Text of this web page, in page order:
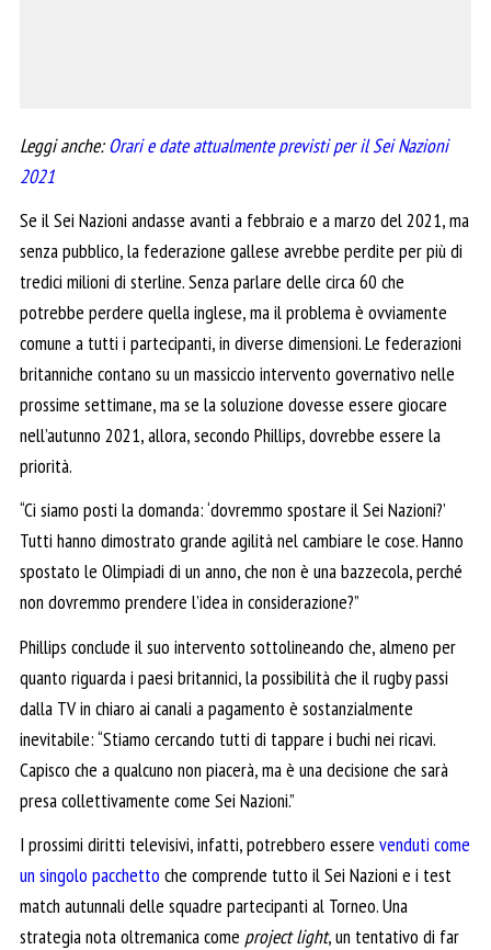
Leggi anche:Orari e date attualmente previsti per il Sei Nazioni
2021
Se il Sei Nazioni andasse avanti a febbraio e a marzo del 2021, ma
senza pubblico, la federazione gallese avrebbe perdite per più di
tredici milioni di sterline. Senza parlare delle circa 60 che
potrebbe perdere quella inglese, ma il problema è ovviamente
comune a tutti i partecipanti, in diverse dimensioni. Le federazioni
britanniche contano su un massiccio intervento governativo nelle
prossime settimane, ma se la soluzione dovesse essere giocare
nell’autunno 2021, allora, secondo Phillips, dovrebbe essere la
priorità.
“Ci siamo posti la domanda: ‘dovremmo spostare il Sei Nazioni?’
Tutti hanno dimostrato grande agilità nel cambiare le cose. Hanno
spostato le Olimpiadi di un anno, che non è una bazzecola, perché
non dovremmo prendere l’idea in considerazione?”
Phillips conclude il suo intervento sottolineando che, almeno per
quanto riguarda i paesi britannici, la possibilità che il rugby passi
dalla TV in chiaro ai canali a pagamento è sostanzialmente
inevitabile: “Stiamo cercando tutti di tappare i buchi nei ricavi.
Capisco che a qualcuno non piacerà, ma è una decisione che sarà
presa collettivamente come Sei Nazioni.”
I prossimi diritti televisivi, infatti, potrebbero essere venduti come
un singolo pacchetto che comprende tutto il Sei Nazioni e i test
match autunnali delle squadre partecipanti al Torneo. Una
strategia nota oltremanica come project light, un tentativo di far